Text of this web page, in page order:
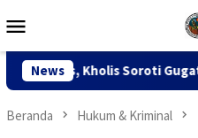
ke
Mobile
News
Gugatan Fiktif Negatif dan
Beranda Hukum & Kriminal